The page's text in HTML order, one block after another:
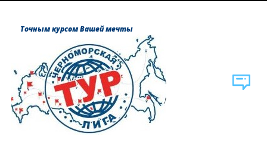
Точным курсом Вашей мечты